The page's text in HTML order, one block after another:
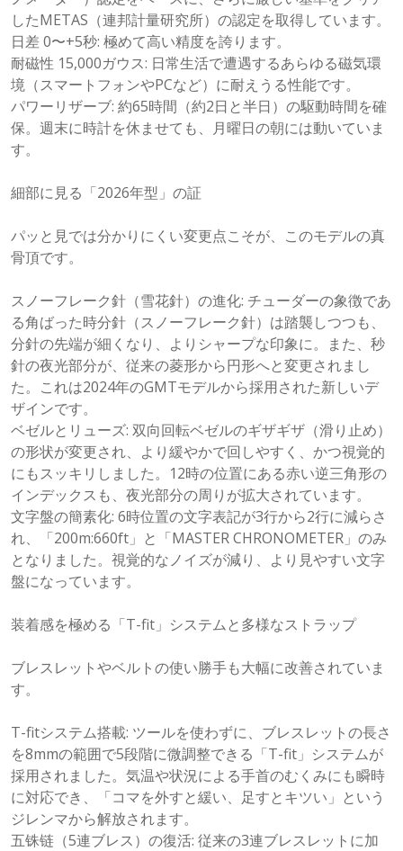
したMETAS（連邦計量研究所）の認定を取得しています。
日差 0〜+5秒: 極めて高い精度を誇ります。
耐磁性 15,000ガウス: 日常生活で遭遇するあらゆる磁気環
境（スマートフォンやPCなど）に耐えうる性能です。
パワーリザーブ: 約65時間（約2日と半日）の駆動時間を確
保。週末に時計を休ませても、月曜日の朝には動いていま
す。
細部に見る「2026年型」の証
パッと見では分かりにくい変更点こそが、このモデルの真
骨頂です。
スノーフレーク針（雪花針）の進化: チューダーの象徴であ
る角ばった時分針（スノーフレーク針）は踏襲しつつも、
分針の先端が細くなり、よりシャープな印象に。また、秒
針の夜光部分が、従来の菱形から円形へと変更されまし
た。これは2024年のGMTモデルから採用された新しいデ
ザインです。
ベゼルとリューズ: 双向回転ベゼルのギザギザ（滑り止め）
の形状が変更され、より緩やかで回しやすく、かつ視覚的
にもスッキリしました。12時の位置にある赤い逆三角形の
インデックスも、夜光部分の周りが拡大されています。
文字盤の簡素化: 6時位置の文字表記が3行から2行に減らさ
れ、「200m:660ft」と「MASTER CHRONOMETER」のみ
となりました。視覚的なノイズが減り、より見やすい文字
盤になっています。
装着感を極める「T-fit」システムと多様なストラップ
ブレスレットやベルトの使い勝手も大幅に改善されていま
す。
T-fitシステム搭載: ツールを使わずに、ブレスレットの長さ
を8mmの範囲で5段階に微調整できる「T-fit」システムが
採用されました。気温や状況による手首のむくみにも瞬時
に対応でき、「コマを外すと緩い、足すとキツい」という
ジレンマから解放されます。
五铢链（5連ブレス）の復活: 従来の3連ブレスレットに加